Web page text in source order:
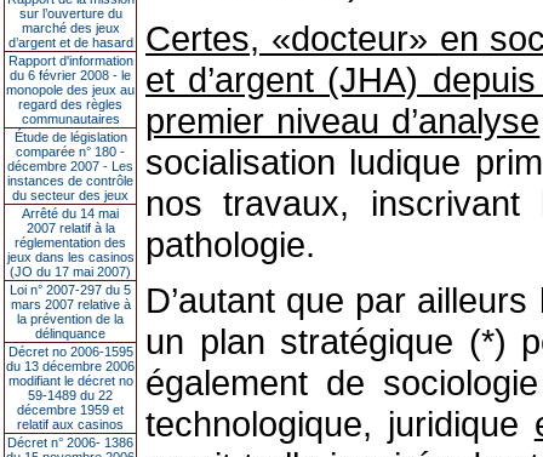
sur l’ouverture du
marché des jeux
d’argent et de hasard
Rapport d'information
du 6 février 2008 - le
monopole des jeux au
regard des règles
communautaires
Étude de législation
comparée n° 180 -
décembre 2007 - Les
instances de contrôle
du secteur des jeux
Arrêté du 14 mai
2007 relatif à la
réglementation des
jeux dans les casinos
(JO du 17 mai 2007)
Loi n° 2007-297 du 5
mars 2007 relative à
la prévention de la
délinquance
Décret no 2006-1595
du 13 décembre 2006
modifiant le décret no
59-1489 du 22
décembre 1959 et
relatif aux casinos
Décret n° 2006- 1386
Certes, «docteur» en
et d’argent (JHA)
premier niveau d’analyse
socialisation ludique
nos travaux,
pathologie.
D’autant que par
un plan stratégique (*)
également de
technologique, juridique